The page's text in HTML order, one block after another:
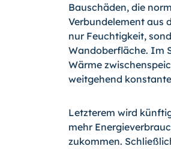
Bauschäden, die
Verbundelement aus
nur Feuchtigkeit,
Wandoberfläche. Im
Wärme
weitgehend
Letzterem wird
mehr
zukommen.